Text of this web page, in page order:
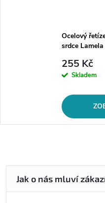
Ocelový
srdce Lamela
255 Kč
Skladem